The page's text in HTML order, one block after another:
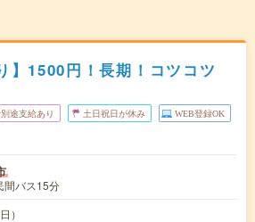
】1500円！長期！コツコツ
途支給あり 土日祝日が休み WEB登録OK
間バス15分
）